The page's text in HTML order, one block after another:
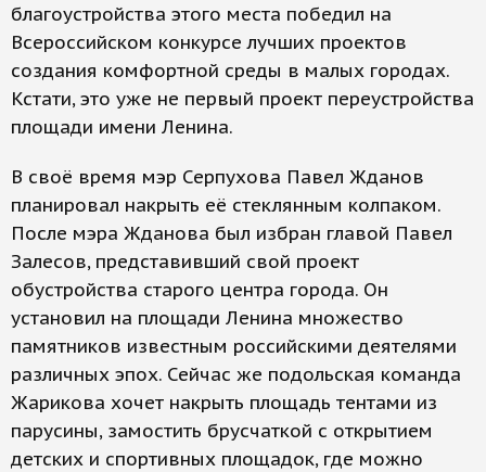
благоустройства этого места победил на
Всероссийском конкурсе лучших проектов
создания комфортной среды в малых городах.
Кстати, это уже не первый проект переустройства
площади имени Ленина.
В своё время мэр Серпухова Павел Жданов
планировал накрыть её стеклянным колпаком.
После мэра Жданова был избран главой Павел
Залесов, представивший свой проект
обустройства старого центра города. Он
установил на площади Ленина множество
памятников известным российскими деятелями
различных эпох. Сейчас же подольская команда
Жарикова хочет накрыть площадь тентами из
парусины, замостить брусчаткой с открытием
детских и спортивных площадок, где можно